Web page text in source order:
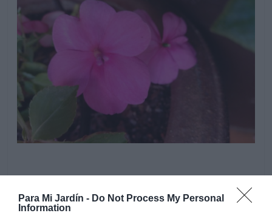
Para Mi Jardín - Do Not Process My Personal
Information